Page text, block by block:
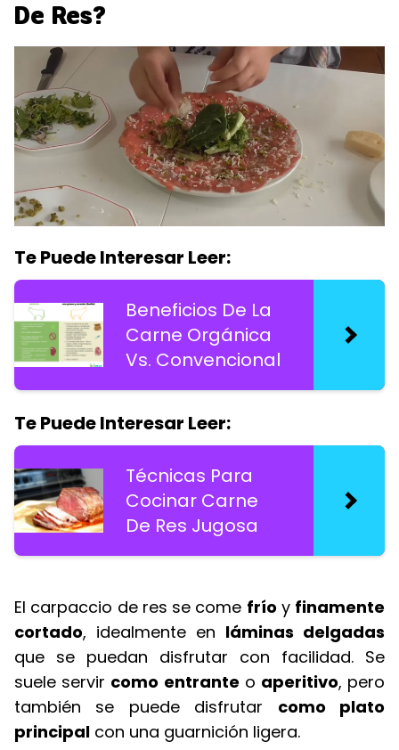
De Res?
Te Puede Interesar Leer:
Beneficios De La
Carne Orgánica
Vs. Convencional
Te Puede Interesar Leer:
Técnicas Para
Cocinar Carne
De Res Jugosa
El carpaccio de res se come frío y finamente
cortado, idealmente en láminas delgadas
que se puedan disfrutar con facilidad. Se
suele servir como entrante o aperitivo, pero
también se puede disfrutar como plato
principal con una guarnición ligera.